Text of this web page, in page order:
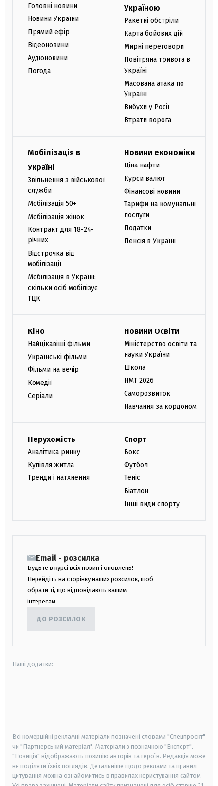
Головні новини
Новини України
Прямий ефір
Відеоновини
Аудіоновини
Погода
Україною
Ракетні обстріли
Карта бойових дій
Мирні переговори
Повітряна тривога в
Україні
Масована атака по
Україні
Вибухи у Росії
Втрати ворога
Мобілізація в
Україні
Звільнення з військової
служби
Мобілізація 50+
Мобілізація жінок
Контракт для 18-24-
річних
Відстрочка від
мобілізації
Мобілізація в Україні:
скільки осіб мобілізує
ТЦК
Новини економіки
Ціна нафти
Курси валют
Фінансові новини
Тарифи на комунальні
послуги
Податки
Пенсія в Україні
Кіно
Найцікавіші фільми
Українські фільми
Фільми на вечір
Комедії
Серіали
Новини Освіти
Міністерство освіти та
науки України
Школа
НМТ 2026
Саморозвиток
Навчання за кордоном
Нерухомість
Аналітика ринку
Купівля житла
Тренди і натхнення
Спорт
Бокс
Футбол
Теніс
Біатлон
Інші види спорту
Email - розсилка
Будьте в курсі всіх новин і оновлень!
Перейдіть на сторінку наших розсилок, щоб
обрати ті, що відповідають вашим
інтересам.
ДО РОЗСИЛОК
Наші додатки:
Всі комерційні рекламні матеріали позначені словами "Спецпроєкт"
чи "Партнерський матеріал". Матеріали з позначкою "Експерт",
"Позиція" відображають позицію авторів та героїв. Редакція може
не поділяти їхніх поглядів. Детальніше щодо реклами та правил
цитування можна ознайомитись в правилах користування сайтом.